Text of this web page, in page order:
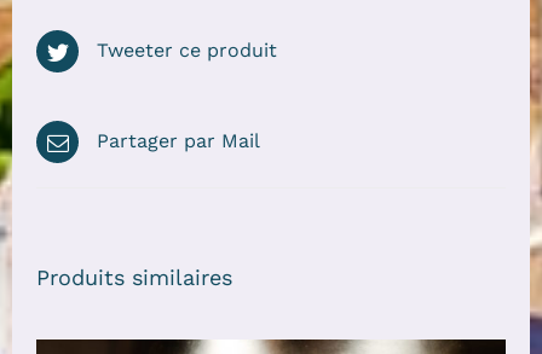
Tweeter ce produit
Partager par Mail
Produits similaires